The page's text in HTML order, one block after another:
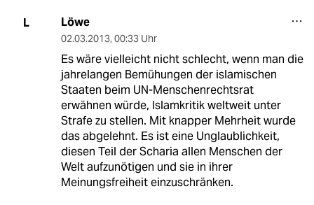
L Löwe
02.03.2013, 00:33 Uhr
Es wäre vielleicht nicht schlecht, wenn man die
jahrelangen Bemühungen der islamischen
Staaten beim UN-Menschenrechtsrat
erwähnen würde, Islamkritik weltweit unter
Strafe zu stellen. Mit knapper Mehrheit wurde
das abgelehnt. Es ist eine Unglaublichkeit,
diesen Teil der Scharia allen Menschen der
Welt aufzunötigen und sie in ihrer
Meinungsfreiheit einzuschränken.